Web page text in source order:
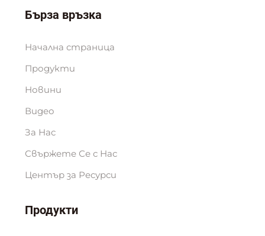
Бърза връзка
Начална страница
Продукти
Новини
Видео
За Нас
Свържете Се с Нас
Център за Ресурси
Продукти